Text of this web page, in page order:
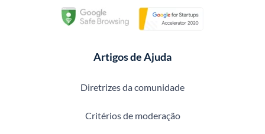
Artigos de Ajuda
Diretrizes da comunidade
Critérios de moderação